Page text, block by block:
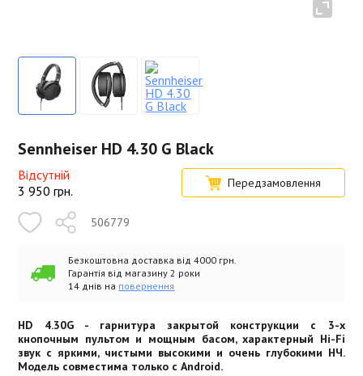
Sennheiser HD 4.30 G Black
Відсутній
3 950 грн. Передзамовлення
506779
Безкоштовна доставка від 4000 грн.
Гарантія від магазину 2 роки
14 днів на повернення
HD 4.30G - гарнитура закрытой конструкции с 3-х
кнопочным пультом и мощным басом, характерный Hi-Fi
звук с яркими, чистыми высокими и очень глубокими НЧ.
Модель совместима только с Android.